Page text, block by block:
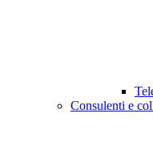
Consulenti e